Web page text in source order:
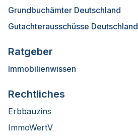
Grundbuchämter Deutschland
Gutachterausschüsse Deutschland
Ratgeber
Immobilienwissen
Rechtliches
Erbbauzins
ImmoWertV